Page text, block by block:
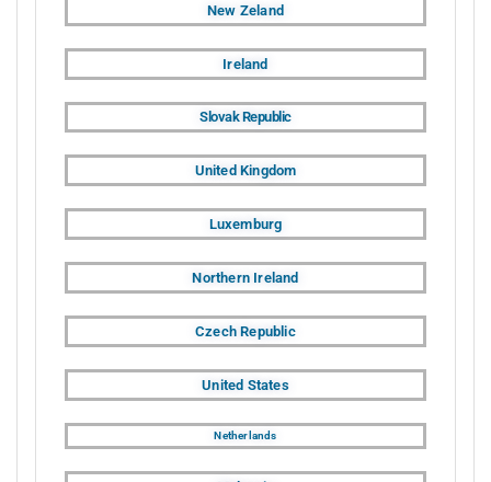
New Zeland
Ireland
Slovak Republic
United Kingdom
Luxemburg
Northern Ireland
Czech Republic
United States
Netherlands